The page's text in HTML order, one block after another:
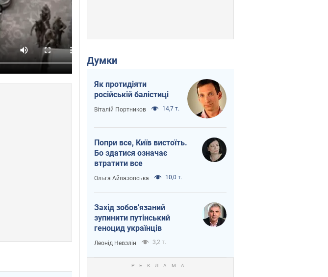
Думки
Як протидіяти
російській балістиці
Віталій Портников 14,7 т.
Попри все, Київ вистоїть.
Бо здатися означає
втратити все
Ольга Айвазовська 10,0 т.
Захід зобов'язаний
зупинити путінський
геноцид українців
Леонід Невзлін 3,2 т.